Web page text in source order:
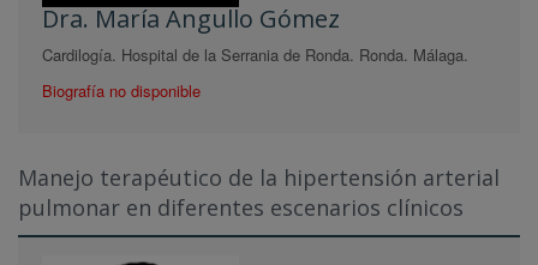
Dra. María Angullo Gómez
Cardilogía. Hospital de la Serrania de Ronda. Ronda. Málaga.
Biografía no disponible
Manejo terapéutico de la hipertensión arterial
pulmonar en diferentes escenarios clínicos